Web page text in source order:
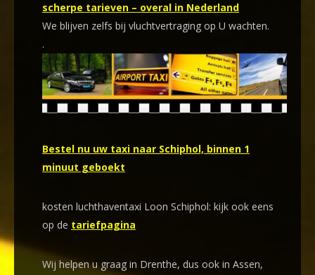
scherpe tarieven – overal in Nederland
We blijven zelfs bij vluchtvertraging op U wachten.
.
Bestel nu uw taxi naar Schiphol, binnen 1
minuut geboekt
kosten luchthaventaxi Loon Schiphol: kijk ook eens
op de tariefpagina
Wij helpen u graag in Drenthe, dus ook in Assen,